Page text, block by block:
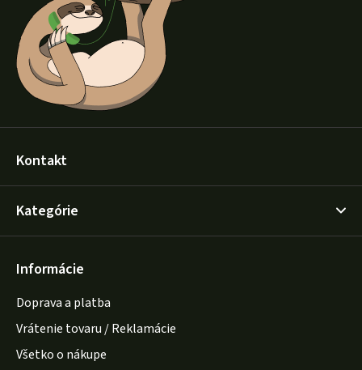
Kontakt
Kategórie
Informácie
Doprava a platba
Vrátenie tovaru / Reklamácie
Všetko o nákupe